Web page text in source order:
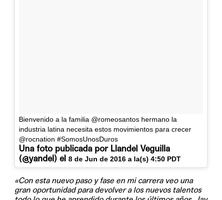
Bienvenido a la familia @romeosantos hermano la
industria latina necesita estos movimientos para crecer
@rocnation #SomosUnosDuros
Una foto publicada por Llandel Veguilla
(@yandel) el8 de Jun de 2016 a la(s) 4:50 PDT
«Con esta nuevo paso y fase en mi carrera veo una
gran oportunidad para devolver a los nuevos talentos